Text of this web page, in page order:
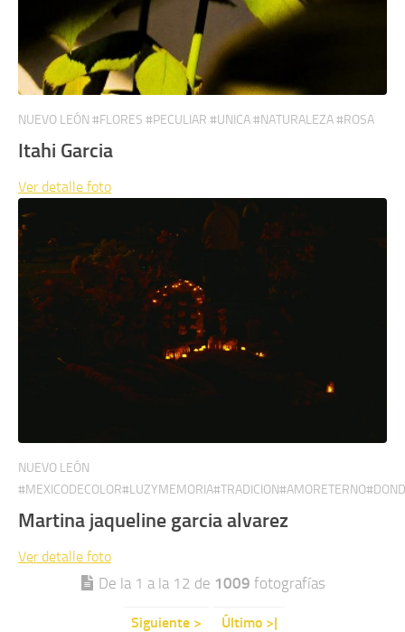
NUEVO LEÓN #FLORES #PECULIAR #UNICA #NATURALEZA #ROSA
Itahi Garcia
Ver detalle foto
NUEVO LEÓN
Martina jaqueline garcia alvarez
Ver detalle foto
De la 1 a la 12 de 1009 fotografías
Siguiente > Último >|